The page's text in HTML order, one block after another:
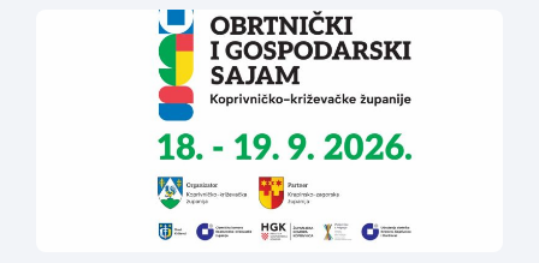
Viškovu, u nedjelju dana 20. rujna 2026. godine
(parkiralište iza zgrade Općine Viškovo, Vozišće
3).Kotizacija iznosi 20,00 EUR po ekipI te uključuje 2 kg
mesa divljači, […]